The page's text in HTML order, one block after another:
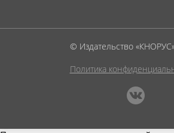
© Издательство
Политика